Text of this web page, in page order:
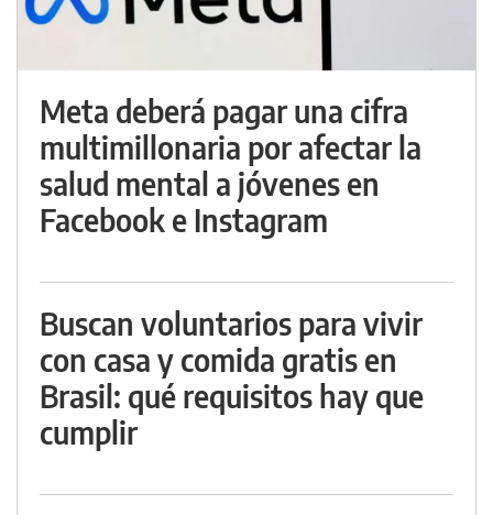
Meta deberá pagar una cifra
multimillonaria por afectar la
salud mental a jóvenes en
Facebook e Instagram
Buscan voluntarios para vivir
con casa y comida gratis en
Brasil: qué requisitos hay que
cumplir